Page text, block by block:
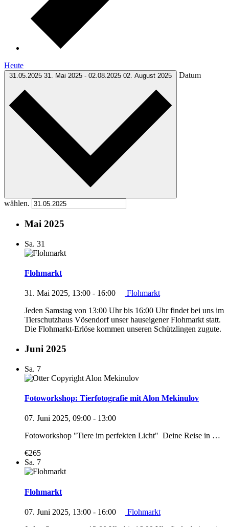
Heute
31.05.2025 31. Mai 2025 - 02.08.2025 02. August 2025 Datum
wählen.
Mai 2025
Sa. 31
Flohmarkt
31. Mai 2025, 13:00 - 16:00
Flohmarkt
Jeden Samstag von 13:00 Uhr bis 16:00 Uhr findet bei uns im
Tierschutzhaus Vösendorf unser hauseigener Flohmarkt statt.
Die Flohmarkt-Erlöse kommen unseren Schützlingen zugute.
Juni 2025
Sa. 7
Fotoworkshop: Tierfotografie mit Alon Mekinulov
07. Juni 2025, 09:00 - 13:00
Fotoworkshop "Tiere im perfekten Licht" Deine Reise in …
€265
Sa. 7
Flohmarkt
07. Juni 2025, 13:00 - 16:00
Flohmarkt